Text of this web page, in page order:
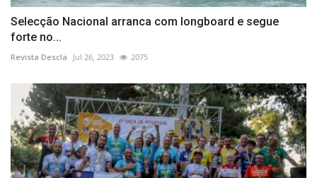
Selecção Nacional arranca com longboard e segue
forte no...
Revista Descla Jul 26, 2023 2075